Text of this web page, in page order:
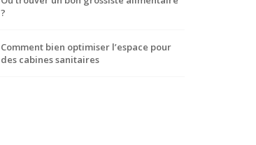
?
Comment bien optimiser l’espace pour
des cabines sanitaires